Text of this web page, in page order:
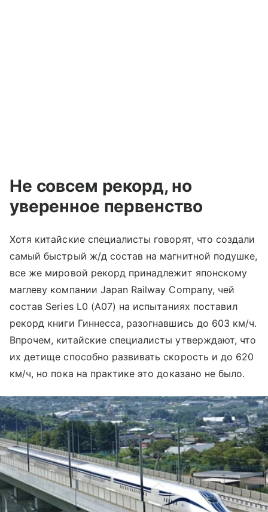
Не совсем рекорд, но
уверенное первенство
Хотя китайские специалисты говорят, что создали
самый быстрый ж/д состав на магнитной подушке,
все же мировой рекорд принадлежит японскому
маглеву компании Japan Railway Company, чей
состав Series L0 (A07) на испытаниях поставил
рекорд книги Гиннесса, разогнавшись до 603 км/ч.
Впрочем, китайские специалисты утверждают, что
их детище способно развивать скорость и до 620
км/ч, но пока на практике это доказано не было.